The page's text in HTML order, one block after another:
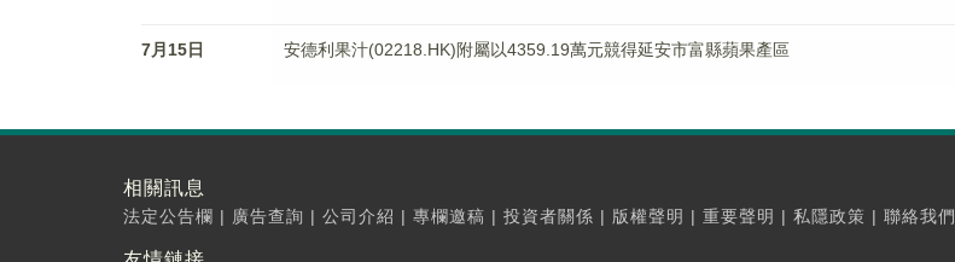
7月15日 安德利果汁(02218.HK)附屬以4359.19萬元競得延安市富縣蘋果產區
相關訊息
法定公告欄 | 廣告查詢 | 公司介紹 | 專欄邀稿 | 投資者關係 | 版權聲明 | 重要聲明 | 私隱政策 | 聯絡我們